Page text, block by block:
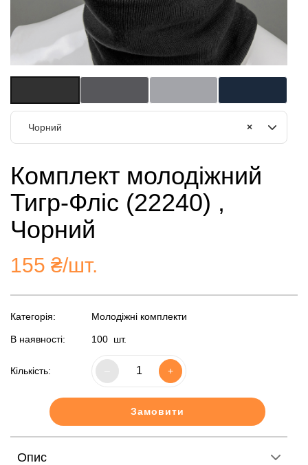
×
Чорний
Комплект молодіжний
Тигр-Фліс (22240) ,
Чорний
155 ₴/шт.
Категорія: Молодіжні комплекти
В наявності: 100 шт.
Кількість: +
Замовити
Опис